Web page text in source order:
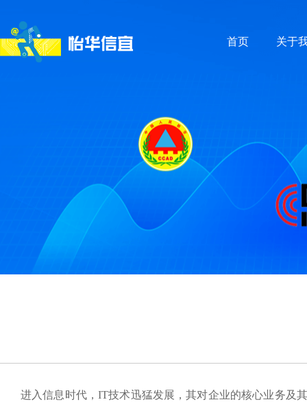
首页 关于
进入信息时代，IT技术迅猛发展，其对企业的核心业务及